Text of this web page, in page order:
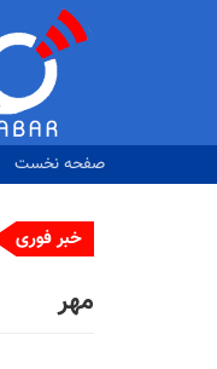
صفحه نخست
خبر فوری
مهر